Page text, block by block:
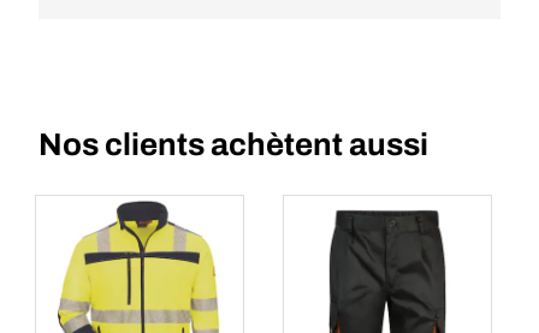
Nos clients achètent aussi